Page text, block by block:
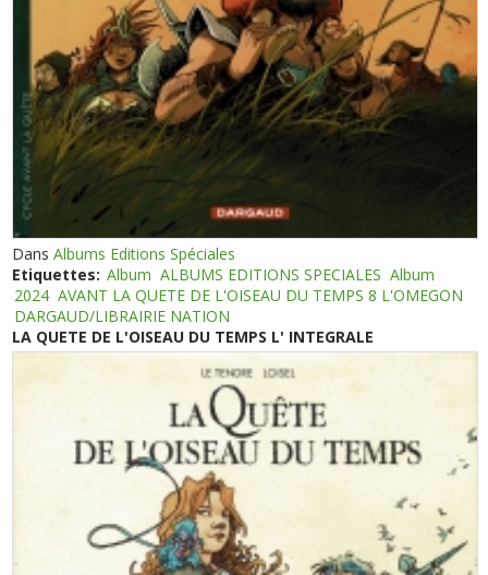
DansAlbums Editions Spéciales
Etiquettes: Album ALBUMS EDITIONS SPECIALES Album
2024 AVANT LA QUETE DE L'OISEAU DU TEMPS 8 L'OMEGON
DARGAUD/LIBRAIRIE NATION
LA QUETE DE L'OISEAU DU TEMPS L' INTEGRALE